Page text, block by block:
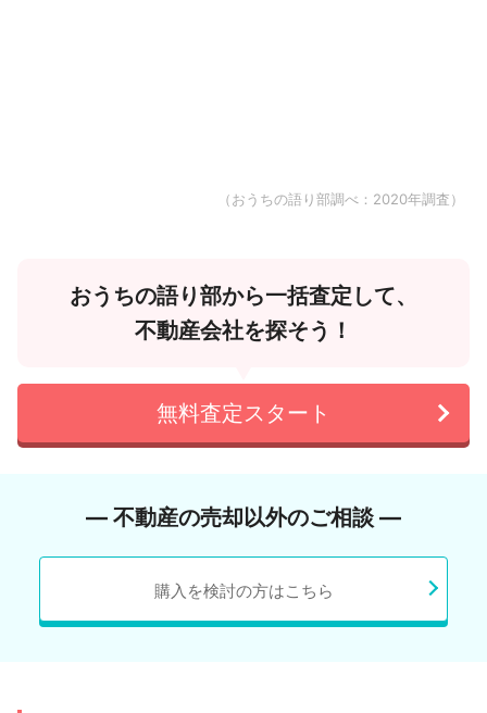
（おうちの語り部調べ：2020年調査）
おうちの語り部から一括査定して、
不動産会社を探そう！
無料査定スタート
― 不動産の売却以外のご相談 ―
購入を検討の方はこちら